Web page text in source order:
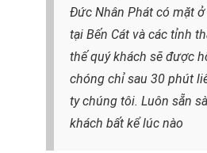
Đức Nhân Phát có mặt
tại Bến Cát và các tỉnh
thế quý khách sẽ được
chóng chỉ sau 30 phút
ty chúng tôi. Luôn sẵn
khách bất kể lúc nào